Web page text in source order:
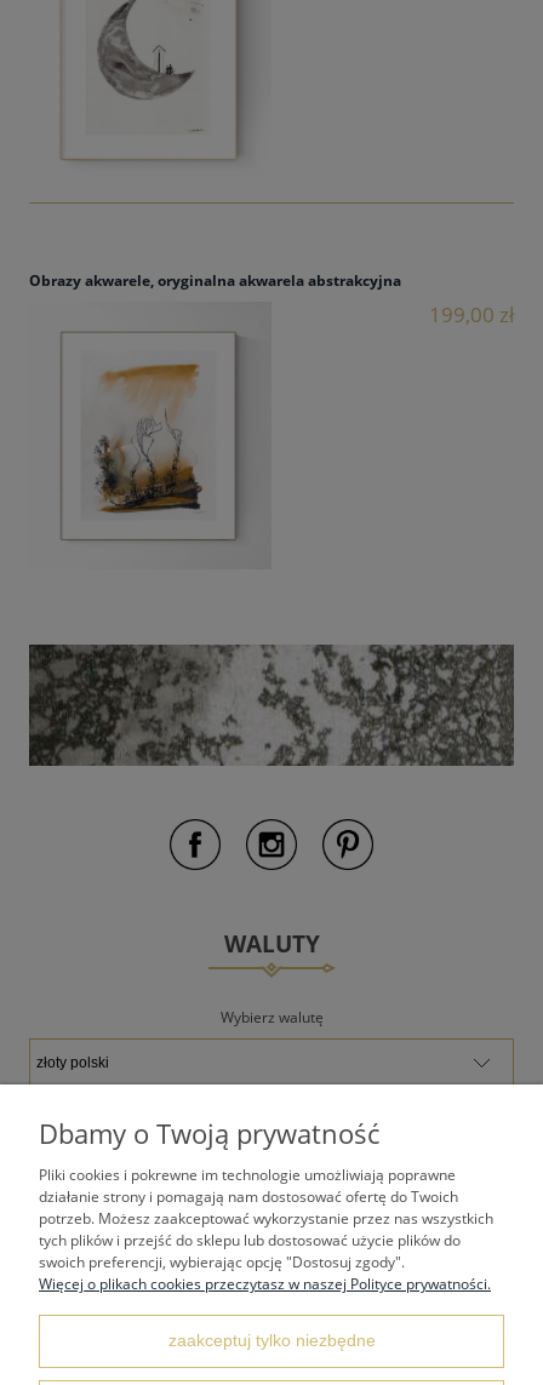
Obrazy akwarele, oryginalna akwarela abstrakcyjna
199,00 zł
WALUTY
Wybierz walutę
TWOJE KONTO
PŁATNOŚCI I DOSTAWA
REGULAMINY
Dbamy o Twoją prywatność
Pliki cookies i pokrewne im technologie umożliwiają poprawne
działanie strony i pomagają nam dostosować ofertę do Twoich
potrzeb. Możesz zaakceptować wykorzystanie przez nas wszystkich
tych plików i przejść do sklepu lub dostosować użycie plików do
swoich preferencji, wybierając opcję "Dostosuj zgody".
Więcej o plikach cookies przeczytasz w naszej Polityce prywatności.
zaakceptuj tylko niezbędne